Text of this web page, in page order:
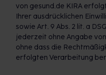
von gesund.de KIRA
Ihrer ausdrücklichen
sowie Art. 9 Abs. 2 lit. a
jederzeit ohne Angabe
ohne dass die
erfolgten Verarbeitung